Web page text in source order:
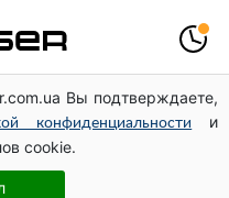
Вы подтверждаете,
конфиденциальности
и
cookie.
російського удару
Конотопський вивів
через фіктивну фірму в